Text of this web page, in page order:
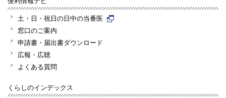
土・日・祝日の日中の当番医
窓口のご案内
申請書・届出書ダウンロード
広報・広聴
よくある質問
くらしのインデックス